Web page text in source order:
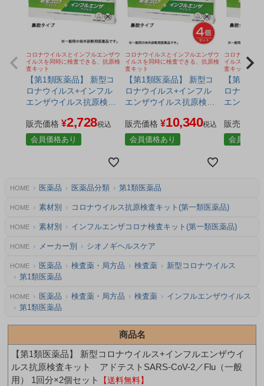
コロナウイルスとインフルエンザウ
イルスを同時に検査できる、抗原検
査キット
【第1類医薬品】 新型コ
ロナウイルス+インフル
エンザウイルス抗原検査
CoV-2／Flu（一般用） 1
回分 - シオノギヘルスケ
ア [インフルエンザ コロ
ナ 検査キット/同時検査]
販売価格 ¥2,728税込
会員価格あり
コロナウイルスとインフルエンザウ
イルスを同時に検査できる、抗原検
査キット
【第1類医薬品】 新型コ
ロナウイルス+インフル
エンザウイルス抗原検査
CoV-2／Flu（一般用） 1
回分×4個セット - シオノ
ギヘルスケア [インフル
エンザ コロナ 検査キッ
販売価格 ¥10,340税込
会員価格あり
コロナウイル
イルスを同時
査キット
【第1類
ロナウイ
エンザウ
CoV-2／
回分×6個
ギヘルスケア [イ
販売価格
会員価格
HOME 医薬品 医薬品分類 第1類医薬品
HOME 素材別 コロナウイルス抗原検査キット(第一類医薬品)
HOME 素材別 インフルエンザコロナ検査キット(第一類医薬品)
HOME メーカー別 シオノギヘルスケア
HOME 医薬品 検査薬・局方品 検査薬
新型コロナウイルス
第1類医薬品
HOME 医薬品 検査薬・局方品 検査薬
インフルエンザウイルス
第1類医薬品
商品名
【第1類医薬品】 新型コロナウイルス+インフルエンザウイ
ルス抗原検査キット アドテストSARS-CoV-2／Flu（一般
用） 1回分×2個セット
【送料無料】